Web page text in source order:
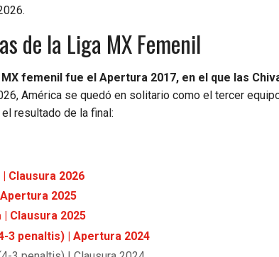
de la Liga MX Femenil
femenil fue el Apertura 2017, en el que las
América se quedó en solitario como el tercer
resultado de la final:
Clausura 2026
2025
Clausura 2025
3 penaltis) | Apertura 2024